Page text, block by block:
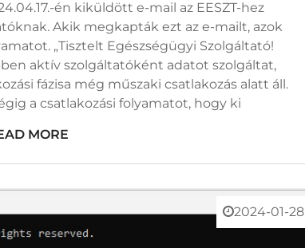
én kiküldött e-mail az EESZT-hez
Akik megkapták ezt az e-mailt, azok
„Tisztelt Egészségügyi Szolgáltató!
aktív szolgáltatóként adatot szolgáltat,
fázisa még műszaki csatlakozás alatt áll.
a csatlakozási folyamatot, hogy ki
MORE
2024-01-28